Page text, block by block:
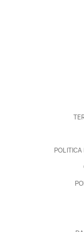
POLITICA